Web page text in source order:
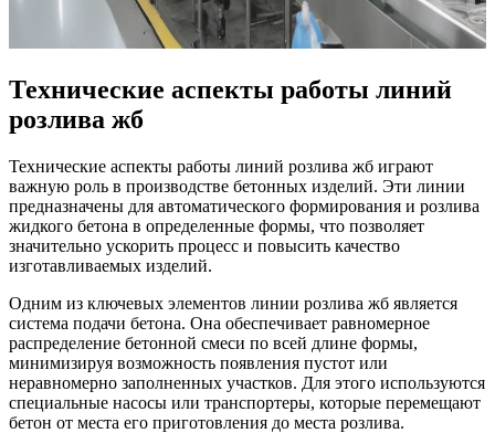
Технические аспекты работы линий
розлива жб
Технические аспекты работы линий розлива жб играют
важную роль в производстве бетонных изделий. Эти линии
предназначены для автоматического формирования и розлива
жидкого бетона в определенные формы, что позволяет
значительно ускорить процесс и повысить качество
изготавливаемых изделий.
Одним из ключевых элементов линии розлива жб является
система подачи бетона. Она обеспечивает равномерное
распределение бетонной смеси по всей длине формы,
минимизируя возможность появления пустот или
неравномерно заполненных участков. Для этого используются
специальные насосы или транспортеры, которые перемещают
бетон от места его приготовления до места розлива.